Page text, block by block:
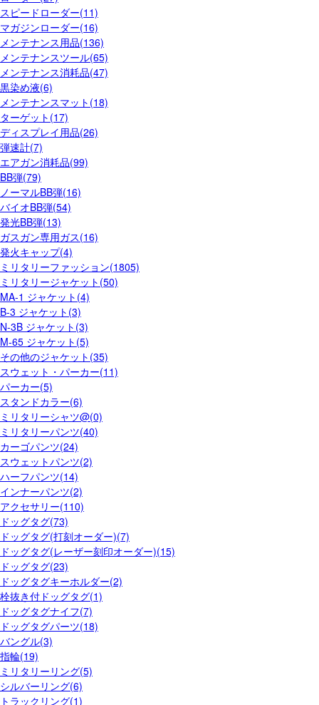
スピードローダー(11)
マガジンローダー(16)
メンテナンス用品(136)
メンテナンスツール(65)
メンテナンス消耗品(47)
黒染め液(6)
メンテナンスマット(18)
ターゲット(17)
ディスプレイ用品(26)
弾速計(7)
エアガン消耗品(99)
BB弾(79)
ノーマルBB弾(16)
バイオBB弾(54)
発光BB弾(13)
ガスガン専用ガス(16)
発火キャップ(4)
ミリタリーファッション(1805)
ミリタリージャケット(50)
MA-1 ジャケット(4)
B-3 ジャケット(3)
N-3B ジャケット(3)
M-65 ジャケット(5)
その他のジャケット(35)
スウェット・パーカー(11)
パーカー(5)
スタンドカラー(6)
ミリタリーシャツ@(0)
ミリタリーパンツ(40)
カーゴパンツ(24)
スウェットパンツ(2)
ハーフパンツ(14)
インナーパンツ(2)
アクセサリー(110)
ドッグタグ(73)
ドッグタグ(打刻オーダー)(7)
ドッグタグ(レーザー刻印オーダー)(15)
ドッグタグ(23)
ドッグタグキーホルダー(2)
栓抜き付ドッグタグ(1)
ドッグタグナイフ(7)
ドッグタグパーツ(18)
バングル(3)
指輪(19)
ミリタリーリング(5)
シルバーリング(6)
トラックリング(1)